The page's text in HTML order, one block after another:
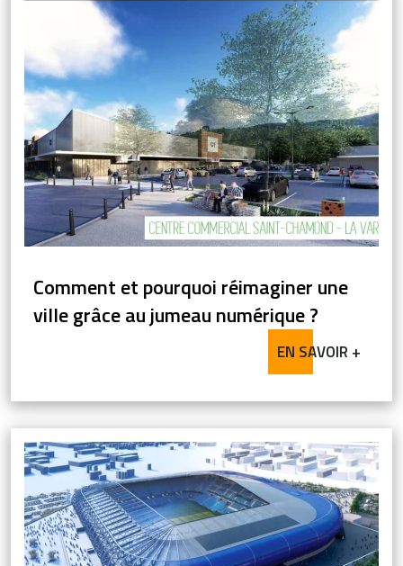
Comment et pourquoi réimaginer une
ville grâce au jumeau numérique ?
EN SAVOIR +